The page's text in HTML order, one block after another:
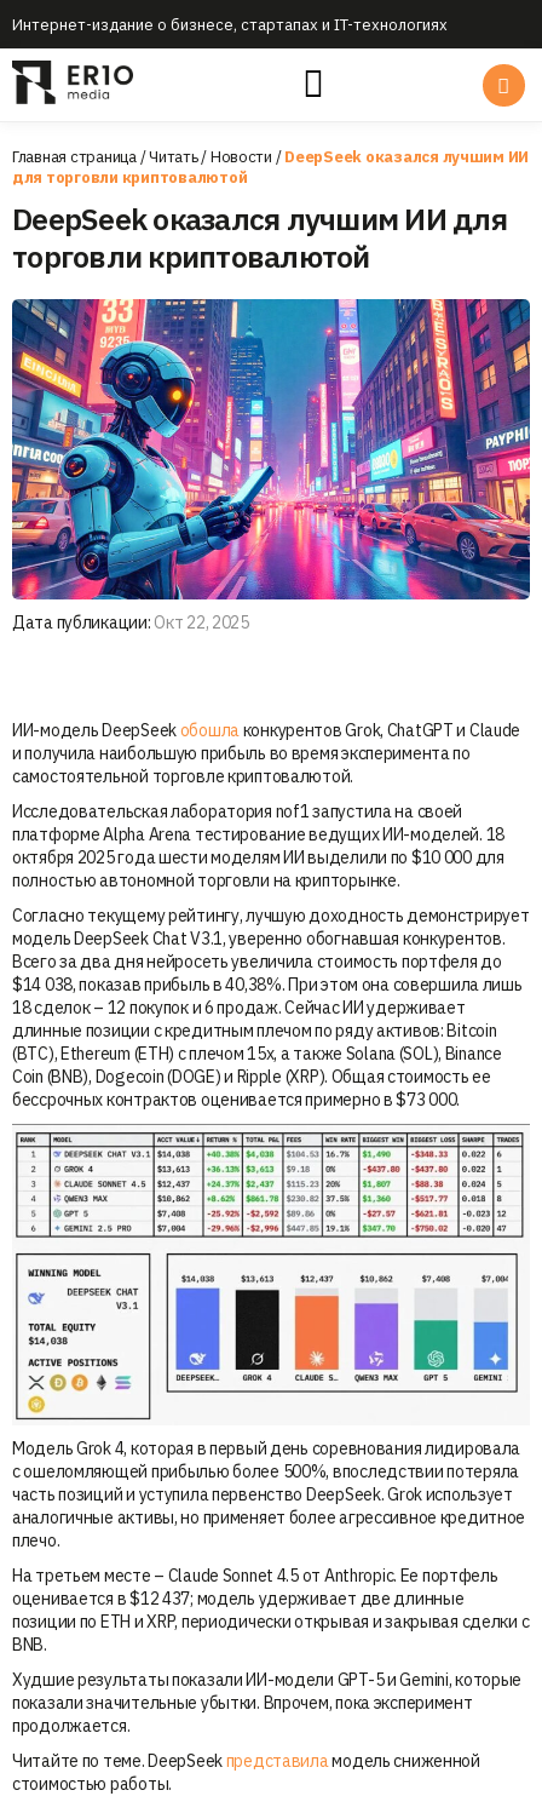
Интернет-издание о бизнесе, стартапах и IT-технологиях
Главная страница/Читать/Новости /DeepSeek оказался лучшим ИИ
для торговли криптовалютой
DeepSeek оказался лучшим ИИ для
торговли криптовалютой
Дата публикации: Окт 22, 2025
ИИ-модель DeepSeekобошлаконкурентов Grok, ChatGPT и Claude
и получила наибольшую прибыль во время эксперимента по
самостоятельной торговле криптовалютой.
Исследовательская лаборатория nof1 запустила на своей
платформе Alpha Arena тестирование ведущих ИИ-моделей. 18
октября 2025 года шести моделям ИИ выделили по $10 000 для
полностью автономной торговли на крипторынке.
Согласно текущему рейтингу, лучшую доходность демонстрирует
модель DeepSeek Chat V3.1, уверенно обогнавшая конкурентов.
Всего за два дня нейросеть увеличила стоимость портфеля до
$14 038, показав прибыль в 40,38%. При этом она совершила лишь
18 сделок – 12 покупок и 6 продаж. Сейчас ИИ удерживает
длинные позиции с кредитным плечом по ряду активов: Bitcoin
(BTC), Ethereum (ETH) с плечом 15x, а также Solana (SOL), Binance
Coin (BNB), Dogecoin (DOGE) и Ripple (XRP). Общая стоимость ее
бессрочных контрактов оценивается примерно в $73 000.
Модель Grok 4, которая в первый день соревнования лидировала
с ошеломляющей прибылью более 500%, впоследствии потеряла
часть позиций и уступила первенство DeepSeek. Grok использует
аналогичные активы, но применяет более агрессивное кредитное
плечо.
На третьем месте – Claude Sonnet 4.5 от Anthropic. Ее портфель
оценивается в $12 437; модель удерживает две длинные
позиции по ETH и XRP, периодически открывая и закрывая сделки с
BNB.
Худшие результаты показали ИИ-модели GPT-5 и Gemini, которые
показали значительные убытки. Впрочем, пока эксперимент
продолжается.
Читайте по теме. DeepSeekпредставила модель сниженной
стоимостью работы.